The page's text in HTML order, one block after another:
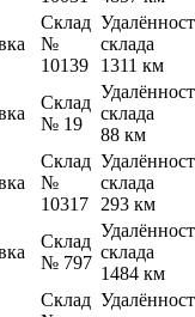
Склад
№
10139
склада
1311 км
Склад
№ 19
склада
88 км
Склад
№
10317
склада
293 км
Склад
№ 797
склада
1484 км
Склад